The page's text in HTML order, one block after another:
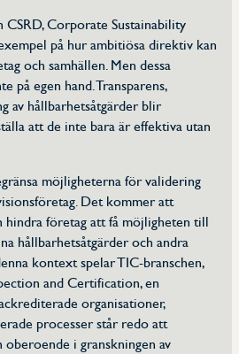
CSRD, Corporate Sustainability
på hur ambitiösa direktiv kan
och samhällen. Men dessa
på egen hand. Transparens,
av hållbarhetsåtgärder blir
att de inte bara är effektiva utan
möjligheterna för validering
Det kommer att
hindra företag att få möjligheten till
hållbarhetsåtgärder och andra
kontext spelar TIC-branschen,
and Certification, en
organisationer,
processer står redo att
i granskningen av